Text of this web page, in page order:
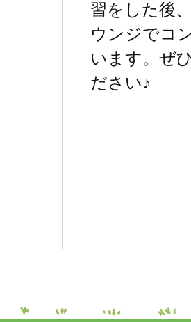
習をした後
ウンジでコ
います。ぜ
ださい♪